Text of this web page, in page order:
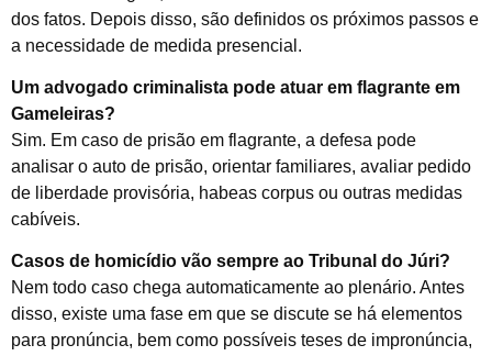
dos fatos. Depois disso, são definidos os próximos passos e
a necessidade de medida presencial.
Um advogado criminalista pode atuar em flagrante em
Gameleiras?
Sim. Em caso de prisão em flagrante, a defesa pode
analisar o auto de prisão, orientar familiares, avaliar pedido
de liberdade provisória, habeas corpus ou outras medidas
cabíveis.
Casos de homicídio vão sempre ao Tribunal do Júri?
Nem todo caso chega automaticamente ao plenário. Antes
disso, existe uma fase em que se discute se há elementos
para pronúncia, bem como possíveis teses de impronúncia,